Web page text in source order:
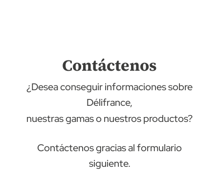
Contáctenos
¿Desea conseguir informaciones sobre
Délifrance,
nuestras gamas o nuestros productos?
Contáctenos gracias al formulario
siguiente.